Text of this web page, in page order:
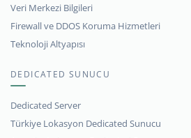
Veri Merkezi Bilgileri
Firewall ve DDOS Koruma Hizmetleri
Teknoloji Altyapısı
DEDICATED SUNUCU
Dedicated Server
Türkiye Lokasyon Dedicated Sunucu